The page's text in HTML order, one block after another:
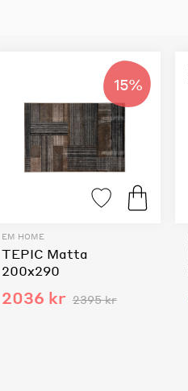
15%
EM HOME
TEPIC Matta
200x290
2036 kr 2395 kr